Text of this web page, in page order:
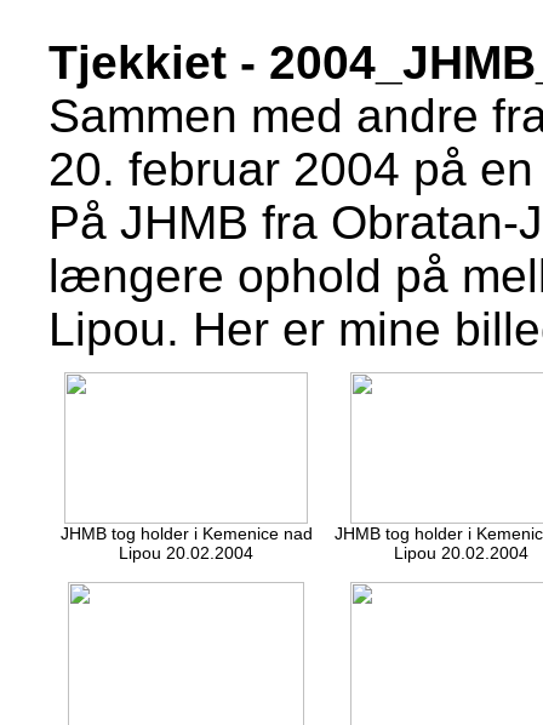
Tjekkiet -
Sammen med andre
20. februar 2004 på
På JHMB fra
længere ophold på
Lipou. Her er mine
JHMB tog holder i Kemenice nad
Lipou 20.02.2004
JHMB tog holder i
Lipou 20.02.2004